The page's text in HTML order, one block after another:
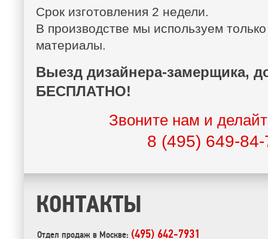
Срок изготовления 2 недели.
В производстве мы используем
материалы.
Выезд дизайнера-замерщика,
БЕСПЛАТНО!
Звоните нам и
8 (495) 649-
КОНТАКТЫ
Отдел продаж в Москве: (495) 642-7931